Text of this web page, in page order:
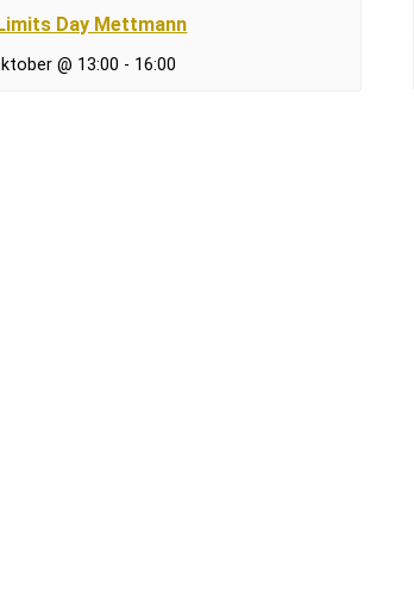
Day Mettmann
@ 13:00 - 16:00